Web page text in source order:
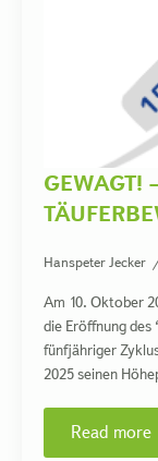
GEWAGT!
Hanspeter Jecker
Am 10. Oktober
die Eröffnung
fünfjähriger
2025 seinen
Read more